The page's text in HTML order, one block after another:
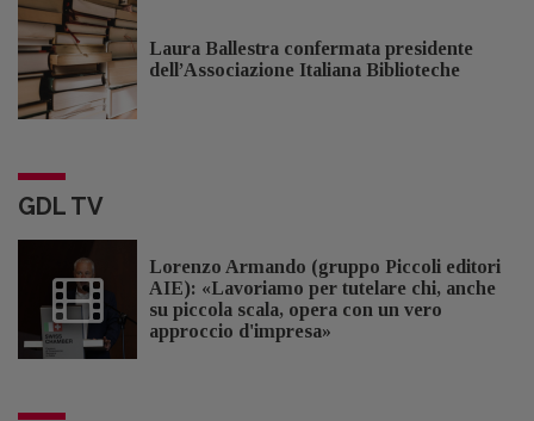
Laura Ballestra confermata presidente
dell’Associazione Italiana Biblioteche
GDL TV
Lorenzo Armando (gruppo Piccoli editori
AIE): «Lavoriamo per tutelare chi, anche
su piccola scala, opera con un vero
approccio d'impresa»